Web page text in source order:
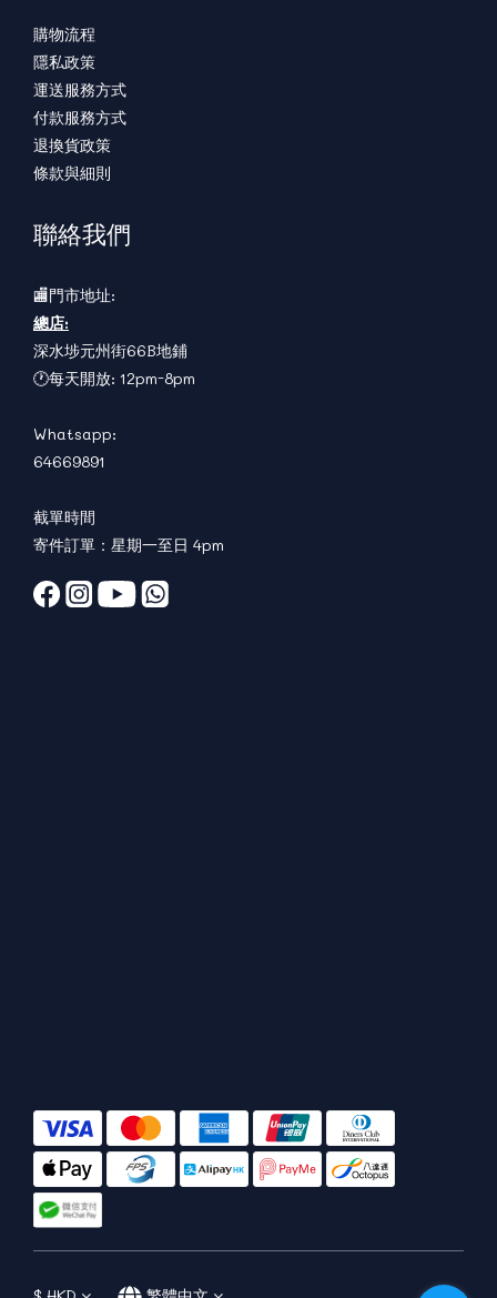
購物流程
隱私政策
運送服務方式
付款服務方式
退換貨政策
條款與細則
聯絡我們
🏬門市地址:
總店:
深水埗元州街66B地鋪
🕐每天開放: 12pm-8pm
Whatsapp:
64669891
截單時間
寄件訂單：星期一至日 4pm